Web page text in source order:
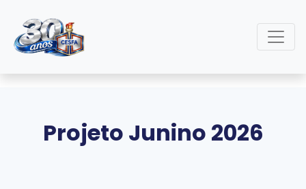
Projeto Junino 2026